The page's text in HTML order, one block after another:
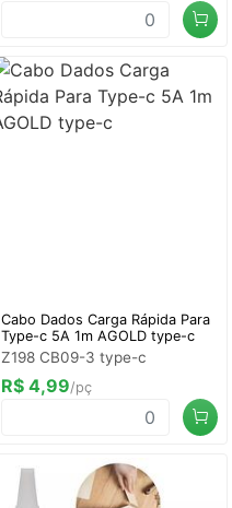
Cabo Dados Carga Rápida Para
Type-c 5A 1m AGOLD type-c
Z198 CB09-3 type-c
R$ 4,99/pç